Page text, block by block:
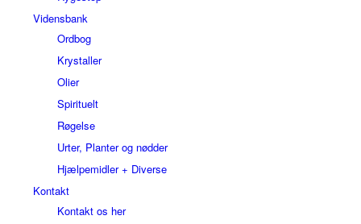
Vidensbank
Ordbog
Krystaller
Olier
Spirituelt
Røgelse
Urter, Planter og nødder
Hjælpemidler + Diverse
Kontakt
Kontakt os her